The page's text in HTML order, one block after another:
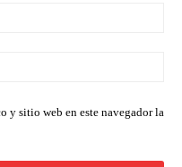
y sitio web en este navegador la